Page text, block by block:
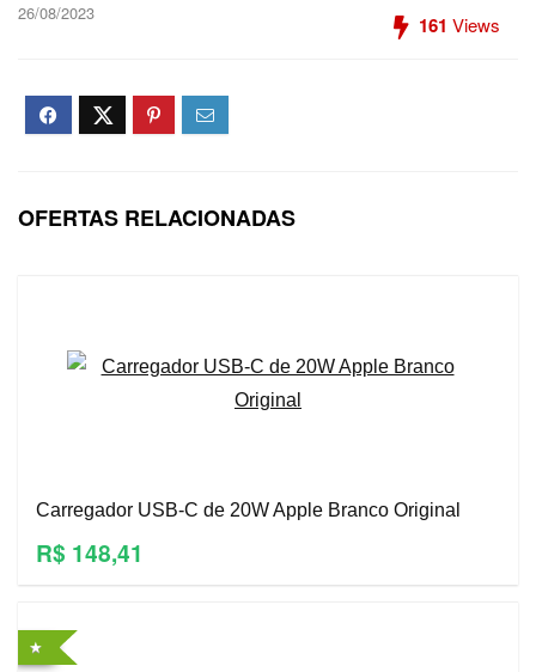
26/08/2023 161 Views
OFERTAS RELACIONADAS
Carregador USB-C de 20W Apple Branco Original
R$ 148,41